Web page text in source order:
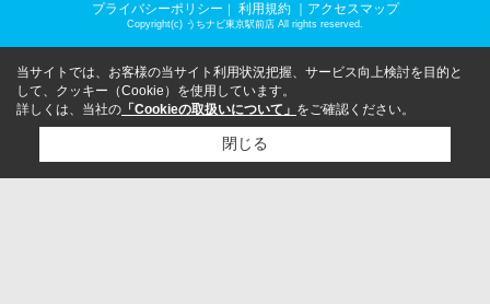
プライバシーポリシー 利用規約 ｜アクセスマップ
Copyright(c) うちナビ東京駅前店 All rights reserved.
当サイトでは、お客様の当サイト利用状況把握、サービス向上検討を目的と
して、クッキー（Cookie）を使用しています。
詳しくは、当社の 「Cookieの取扱いについて」 をご確認ください。
閉じる